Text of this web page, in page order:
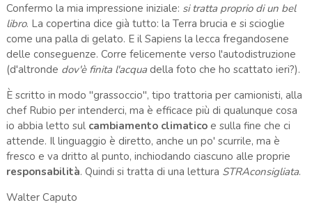
Confermo la mia impressione iniziale: si tratta proprio di un bel
libro. La copertina dice già tutto: la Terra brucia e si scioglie
come una palla di gelato. E il Sapiens la lecca fregandosene
delle conseguenze. Corre felicemente verso l'autodistruzione
(d'altronde dov'è finita l'acquadella foto che ho scattato ieri?).
È scritto in modo "grassoccio", tipo trattoria per camionisti, alla
chef Rubio per intenderci, ma è efficace più di qualunque cosa
io abbia letto sul cambiamento climaticoe sulla fine che ci
attende. Il linguaggio è diretto, anche un po' scurrile, ma è
fresco e va dritto al punto, inchiodando ciascuno alle proprie
responsabilità. Quindi si tratta di una lettura STRAconsigliata.
Walter Caputo